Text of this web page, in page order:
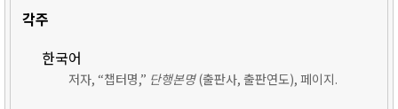
각주
한국어
저자, “챕터명,” 단행본명(출판사, 출판연도), 페이지.